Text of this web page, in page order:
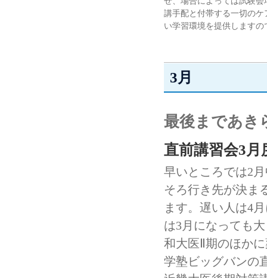
講手配と付帯する一切の
い学習環境を提供します
3月
最後まであき
直前講習会3月
早いところでは2
そろ行き先が決ま
ます。遅い人は4
は3月になっても
和大医Ⅱ期のほか
学塾ビッグバンの